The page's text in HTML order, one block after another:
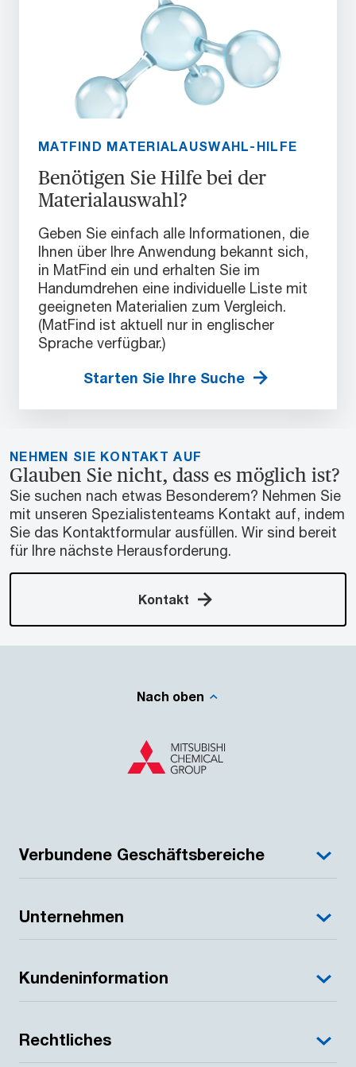
MATFIND MATERIALAUSWAHL-HILFE
Benötigen Sie Hilfe bei der
Materialauswahl?
Geben Sie einfach alle Informationen, die
Ihnen über Ihre Anwendung bekannt sich,
in MatFind ein und erhalten Sie im
Handumdrehen eine individuelle Liste mit
geeigneten Materialien zum Vergleich.
(MatFind ist aktuell nur in englischer
Sprache verfügbar.)
Starten Sie Ihre Suche
NEHMEN SIE KONTAKT AUF
Glauben Sie nicht, dass es möglich ist?
Sie suchen nach etwas Besonderem? Nehmen Sie
mit unseren Spezialistenteams Kontakt auf, indem
Sie das Kontaktformular ausfüllen. Wir sind bereit
für Ihre nächste Herausforderung.
Kontakt
Nach oben
Verbundene Geschäftsbereiche
Unternehmen
Kundeninformation
Rechtliches